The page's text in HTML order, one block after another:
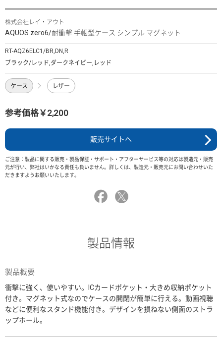
株式会社レイ・アウト
AQUOS zero6/耐衝撃 手帳型ケース シンプル マグネット
RT-AQZ6ELC1/BR,DN,R
ブラック/レッド,ダークネイビー,レッド
ケース レザー
参考価格￥2,200
販売サイトへ
ご注意：製品に関する販売・製品保証・サポート・アフターサービス等の対応は製造元・販売
元が行い、弊社はいかなる責任も負いません。詳しくは、製造元・販売元にお問い合わせいた
だきますようお願いいたします。
製品情報
製品概要
衝撃に強く、使いやすい。ICカードポケット・大きめ収納ポケット
付き。マグネット式なのでケースの開閉が簡単に行える。動画視聴
などに便利なスタンド機能付き。デザインを損ねない側面のストラ
ップホール。